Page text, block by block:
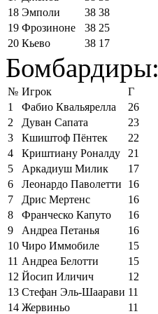
18 Эмполи 38 38
19 Фрозиноне 38 25
20 Кьево 38 17
Бомбардиры:
№ Игрок
Г
1
Фабио Квальярелла
26
2
Дуван Сапата
23
3
Кшиштоф Пёнтек
22
4
Криштиану Роналду
21
5
Аркадиуш Милик
17
6
Леонардо Паволетти
16
7
Дрис Мертенс
16
8
Франческо Капуто
16
9
Андреа Петанья
16
10 Чиро Иммобиле
15
11 Андреа Белотти
15
12 Йосип Иличич
12
13 Стефан Эль-Шаарави 11
14 Жервиньо
11